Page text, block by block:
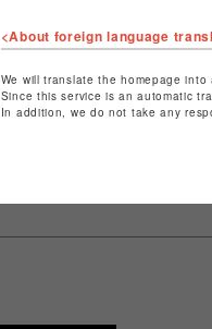
<About foreign language
We will translate the homepage
Since this service is an automatic
In addition, we do not take any